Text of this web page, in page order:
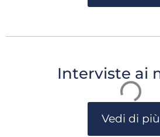
Interviste ai
Vedi di più